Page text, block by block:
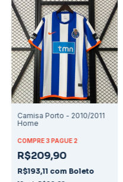
Camisa Porto - 2010/2011
Home
COMPRE 3 PAGUE 2
R$209,90
R$193,11 com Boleto